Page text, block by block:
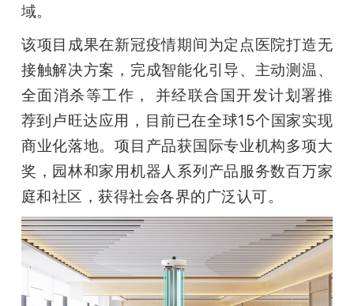
域。
该项目成果在新冠疫情期间为定点医院打造无
接触解决方案，完成智能化引导、主动测温、
全面消杀等工作， 并经联合国开发计划署推
荐到卢旺达应用，目前已在全球15个国家实现
商业化落地。项目产品获国际专业机构多项大
奖，园林和家用机器人系列产品服务数百万家
庭和社区，获得社会各界的广泛认可。